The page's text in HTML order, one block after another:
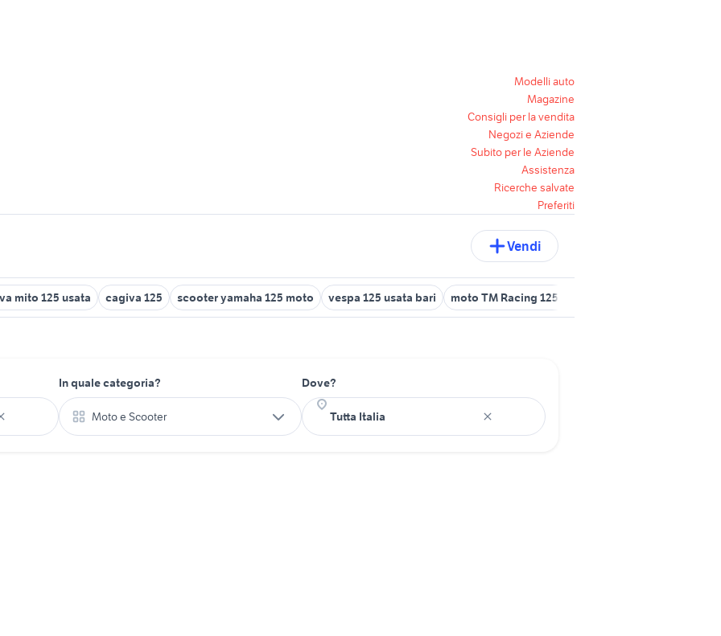
Modelli auto
Magazine
Consigli per la vendita
Negozi e Aziende
Subito per le Aziende
Assistenza
Ricerche salvate
Preferiti
Vendi
mito 125 usata cagiva 125 scooter yamaha 125 moto vespa 125 usata bari moto TM Racing 125 Enduro
In quale categoria?
Moto e Scooter
Dove?